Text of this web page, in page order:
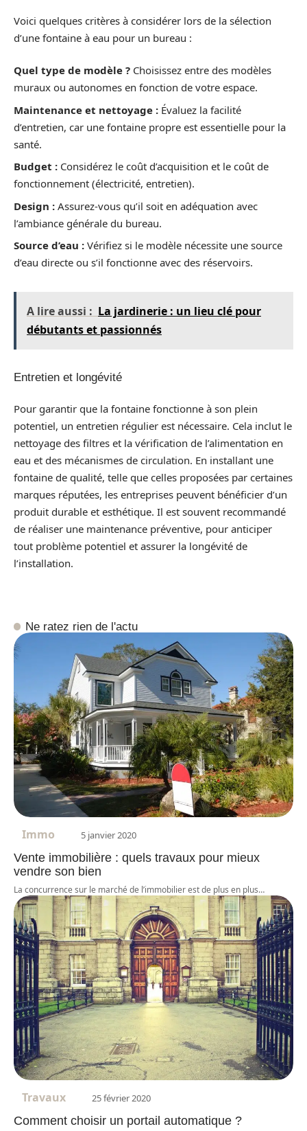
Voici quelques critères à considérer lors de la sélection
d’une fontaine à eau pour un bureau :
Quel type de modèle ? Choisissez entre des modèles
muraux ou autonomes en fonction de votre espace.
Maintenance et nettoyage : Évaluez la facilité
d’entretien, car une fontaine propre est essentielle pour la
santé.
Budget : Considérez le coût d’acquisition et le coût de
fonctionnement (électricité, entretien).
Design : Assurez-vous qu’il soit en adéquation avec
l’ambiance générale du bureau.
Source d’eau : Vérifiez si le modèle nécessite une source
d’eau directe ou s’il fonctionne avec des réservoirs.
A lire aussi : La jardinerie : un lieu clé pour
débutants et passionnés
Entretien et longévité
Pour garantir que la fontaine fonctionne à son plein
potentiel, un entretien régulier est nécessaire. Cela inclut le
nettoyage des filtres et la vérification de l’alimentation en
eau et des mécanismes de circulation. En installant une
fontaine de qualité, telle que celles proposées par certaines
marques réputées, les entreprises peuvent bénéficier d’un
produit durable et esthétique. Il est souvent recommandé
de réaliser une maintenance préventive, pour anticiper
tout problème potentiel et assurer la longévité de
l’installation.
Ne ratez rien de l'actu
Immo 5 janvier 2020
Vente immobilière : quels travaux pour mieux
vendre son bien
La concurrence sur le marché de l’immobilier est de plus en plus…
Travaux 25 février 2020
Comment choisir un portail automatique ?